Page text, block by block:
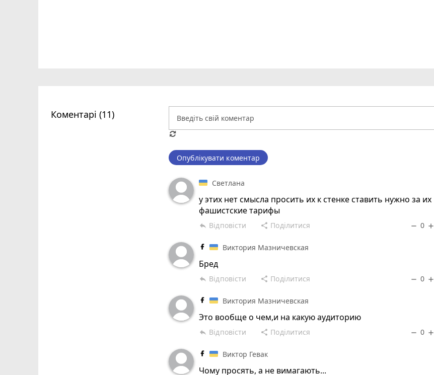
Коментарі (11)
Опублікувати коментар
Светлана
у этих нет смысла просить их к стенке ставить нужно за их
фашистские тарифы
reply Відповісти share Поділитися remove 0 add
Виктория Мазничевская
Бред
reply Відповісти share Поділитися remove 0 add
Виктория Мазничевская
Это вообще о чем,и на какую аудиторию
reply Відповісти share Поділитися remove 0 add
Виктор Гевак
Чому просять, а не вимагають...